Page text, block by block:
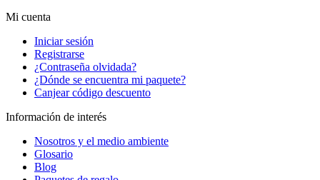
Mi cuenta
Iniciar sesión
Registrarse
¿Contraseña olvidada?
¿Dónde se encuentra mi paquete?
Canjear código descuento
Información de interés
Nosotros y el medio ambiente
Glosario
Blog